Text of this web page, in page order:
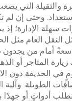
والثقيلة التي
وحتى إن لم
سهلة الإدارة؛ إذ
النقل العام مثل
أمام من
المتاجر أو
في الحديقة دون
الطويلة.
أدواتٍ أو جهدًا